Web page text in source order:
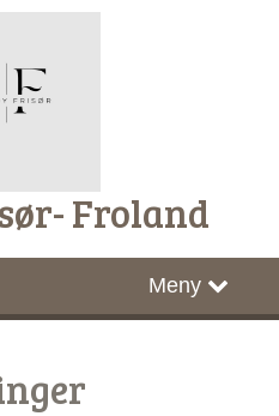
Froland
Meny